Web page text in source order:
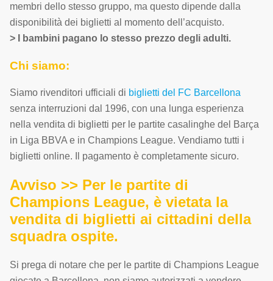
membri dello stesso gruppo, ma questo dipende dalla
disponibilità dei biglietti al momento dell’acquisto.
> I bambini pagano lo stesso prezzo degli adulti.
Chi siamo:
Siamo rivenditori ufficiali di biglietti del FC Barcellona
senza interruzioni dal 1996, con una lunga esperienza
nella vendita di biglietti per le partite casalinghe del Barça
in Liga BBVA e in Champions League. Vendiamo tutti i
biglietti online. Il pagamento è completamente sicuro.
Avviso >> Per le partite di
Champions League, è vietata la
vendita di biglietti ai cittadini della
squadra ospite.
Si prega di notare che per le partite di Champions League